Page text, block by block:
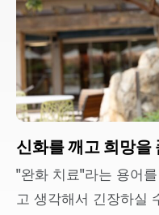
신화를 깨고 희망을
"완화 치료"라는 용어
고 생각해서 긴장하실